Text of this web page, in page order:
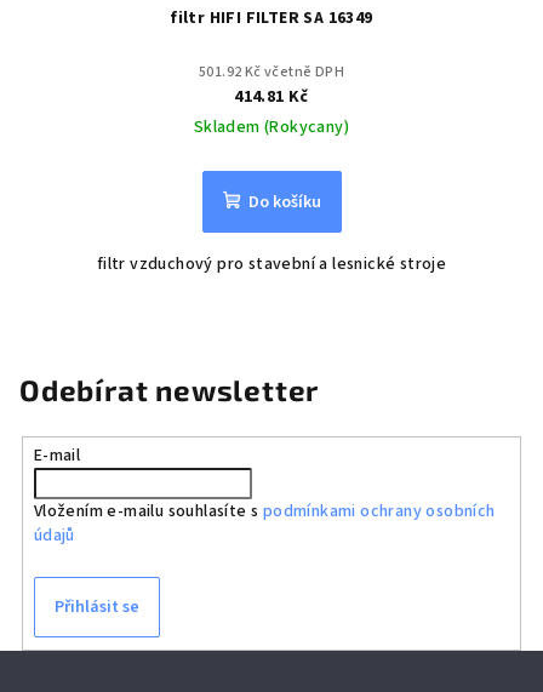
filtr HIFI FILTER SA 16349
501.92 Kč včetně DPH
414.81 Kč
Skladem (Rokycany)
Do košíku
filtr vzduchový pro stavební a lesnické stroje
Odebírat newsletter
E-mail
Vložením e-mailu souhlasíte s podmínkami ochrany osobních
údajů
Přihlásit se